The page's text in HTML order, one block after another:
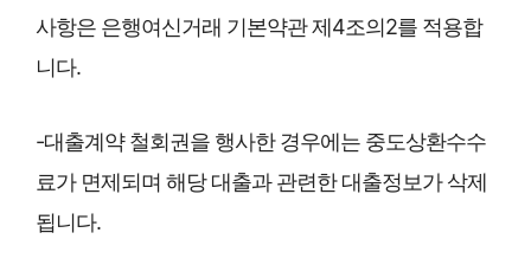
사항은 은행여신거래 기본약관 제4조의2를 적용합
니다.
-대출계약 철회권을 행사한 경우에는 중도상환수수
료가 면제되며 해당 대출과 관련한 대출정보가 삭제
됩니다.